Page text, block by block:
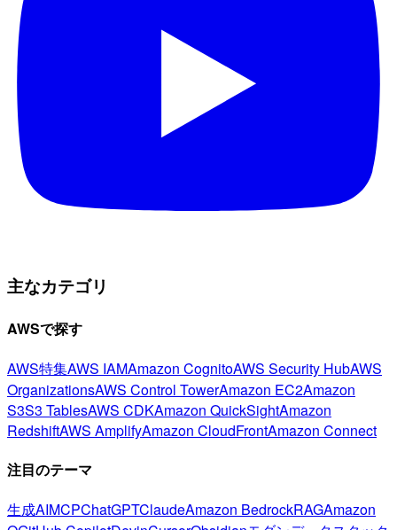
主なカテゴリ
AWSで探す
AWS特集AWS IAMAmazon CognitoAWS Security HubAWS
OrganizationsAWS Control TowerAmazon EC2Amazon
S3S3 TablesAWS CDKAmazon QuickSightAmazon
RedshiftAWS AmplifyAmazon CloudFrontAmazon Connect
注目のテーマ
生成AIMCPChatGPTClaudeAmazon BedrockRAGAmazon